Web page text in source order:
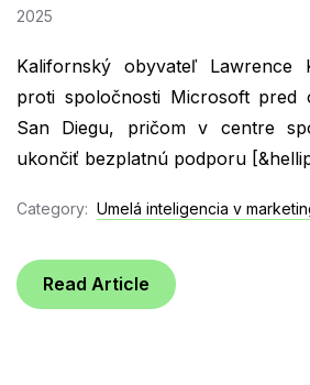
2025
Kalifornský obyvateľ Lawrence
proti spoločnosti Microsoft pred
San Diegu, pričom v centre
ukončiť bezplatnú podporu
Category: Umelá inteligencia v
Read Article